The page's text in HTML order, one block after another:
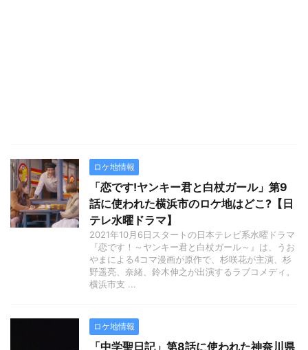
ロケ地情報
「恋です!ヤンキー君と白杖ガール」第9
話に使われた横浜市のロケ地はどこ?【日
テレ水曜ドラマ】
2021年10月6日スタートの日本テレビ系水曜ドラマ
『恋です！～ヤンキー君と白杖ガール～』は、うお
やまによる4コマ漫画が原作で、杉咲花が主演、杉
野遥亮、奈緒、鈴木伸之が出演するラブコメディ。
横浜市支 ...
ロケ地情報
「中学聖日記」第8話に使われた神奈川県